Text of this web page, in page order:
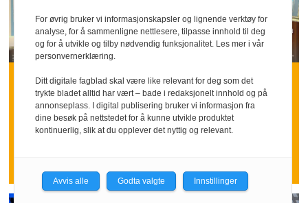
Få tilgang til hele
arkivet
For øvrig bruker vi informasjonskapsler og lignende verktøy for
analyse, for å sammenligne nettlesere, tilpasse innhold til deg
og for å utvikle og tilby nødvendig funksjonalitet. Les mer i vår
personvernerklæring.
Ditt digitale fagblad skal være like relevant for deg som det
trykte bladet alltid har vært – bade i redaksjonelt innhold og på
annonseplass. I digital publisering bruker vi informasjon fra
dine besøk på nettstedet for å kunne utvikle produktet
kontinuerlig, slik at du opplever det nyttig og relevant.
Avvis alle Godta valgte Innstillinger